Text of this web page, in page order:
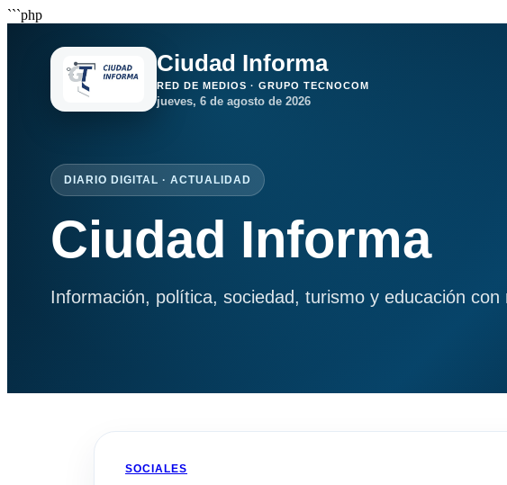
```php
Ciudad Informa
RED DE MEDIOS · GRUPO TECNOCOM
jueves, 6 de agosto de 2026
DIARIO DIGITAL · ACTUALIDAD
Ciudad Informa
Información, política, sociedad, turismo y educación con
SOCIALES